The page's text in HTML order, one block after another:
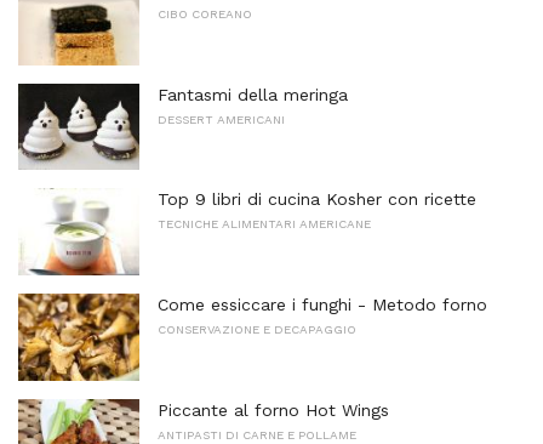
CIBO COREANO
Fantasmi della meringa
DESSERT AMERICANI
Top 9 libri di cucina Kosher con ricette
TECNICHE ALIMENTARI AMERICANE
Come essiccare i funghi - Metodo forno
CONSERVAZIONE E DECAPAGGIO
Piccante al forno Hot Wings
ANTIPASTI DI CARNE E POLLAME